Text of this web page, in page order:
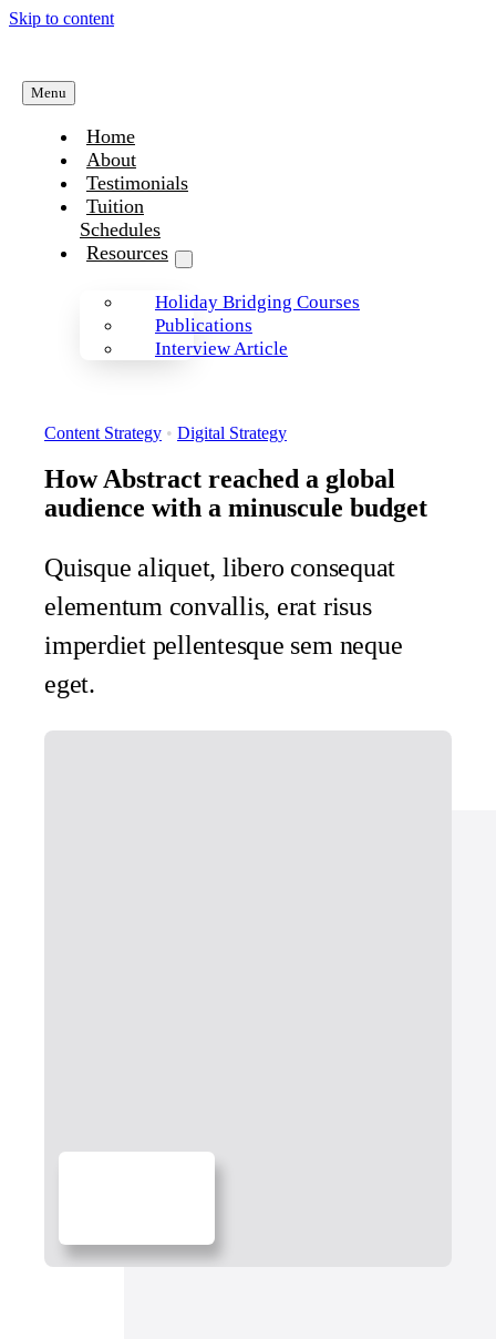
Skip to content
Menu
Home
About
Testimonials
Tuition
Schedules
Resources
Holiday Bridging Courses
Publications
Interview Article
Content Strategy• Digital Strategy
How Abstract reached a global
audience with a minuscule budget
Quisque aliquet, libero consequat
elementum convallis, erat risus
imperdiet pellentesque sem neque
eget.